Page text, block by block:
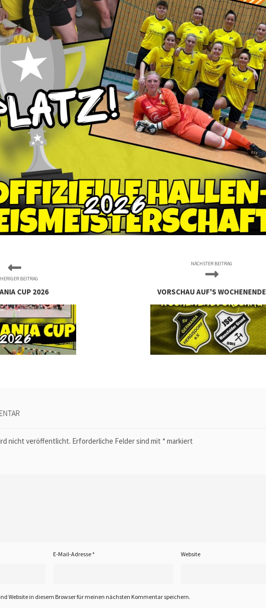
BEITRAG
CUP 2026
NÄCHSTER BEITRAG
VORSCHAU AUF'S WOCHENENDE
nicht veröffentlicht. Erforderliche Felder sind mit *markiert
E-Mail-Adresse* Website
Website in diesem Browser für meinen nächsten Kommentar speichern.